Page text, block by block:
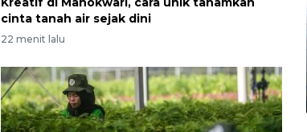
cinta tanah air sejak dini
22 menit lalu